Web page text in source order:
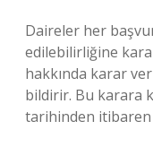
Daireler her
edilebilirliğine
hakkında karar
bildirir. Bu karara
tarihinden itibaren